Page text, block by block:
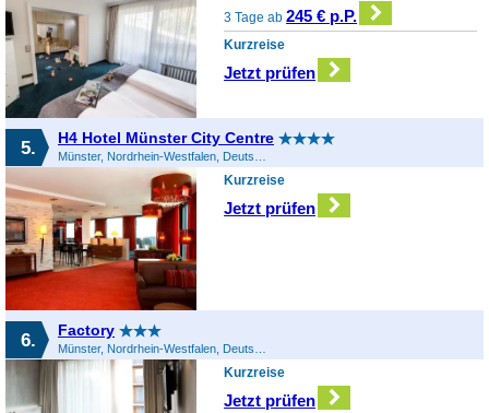
3 Tage ab245 € p.P.
Kurzreise
Jetzt prüfen
5. H4 Hotel Münster City Centre
Münster, Nordrhein-Westfalen, Deutschland
Kurzreise
Jetzt prüfen
6. Factory
Kurzreise
Jetzt prüfen